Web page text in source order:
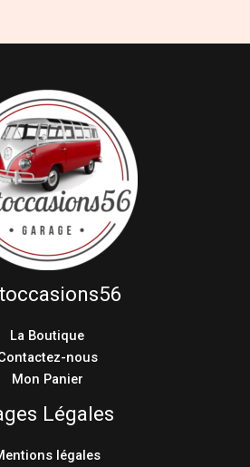
La Boutique
nous
Mon Panier
Légales
légales